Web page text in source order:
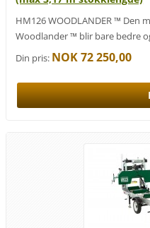
HM126 WOODLANDER ™ Den
Woodlander ™ blir bare bedre
Din pris: NOK 72 250,00